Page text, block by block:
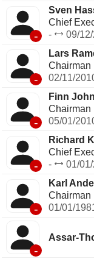
-
Sven
Chief
-
09/
-
Lars
Chairman
02/11/
-
Finn
Chairman
05/01/
-
Richard
Chief
-
01/
-
Karl
Chairman
01/01/
-
Assar-